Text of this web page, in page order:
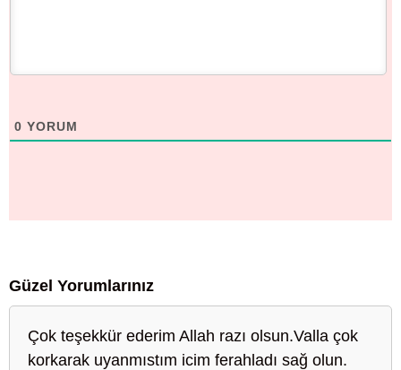
0 YORUM
Güzel Yorumlarınız
Çok teşekkür ederim Allah razı olsun.Valla çok
korkarak uyanmıstım icim ferahladı sağ olun.